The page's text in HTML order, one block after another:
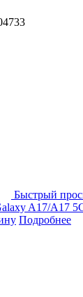
Быстрый
A17/A17
Подробнее